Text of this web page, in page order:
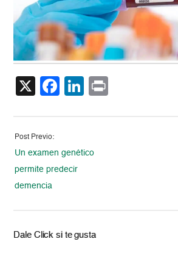
X Facebook
LinkedIn
Post Previo:
Un examen genético
permite predecir
demencia
Dale Click si te gusta